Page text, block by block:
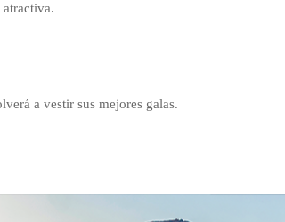
atractiva.
a vestir sus mejores galas.